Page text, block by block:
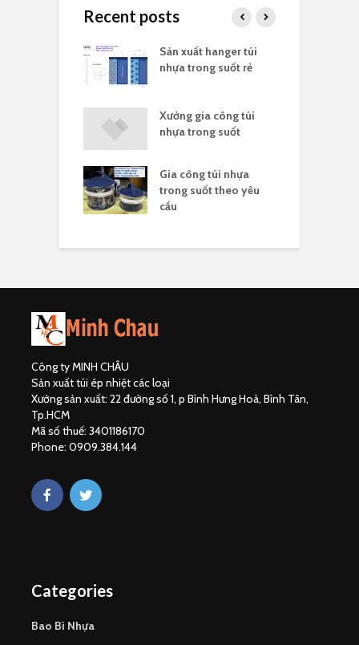
Recent posts
Sản xuất hanger túi
nhựa trong suốt rẻ
Xưởng gia công túi
nhựa trong suốt
Gia công túi nhựa
trong suốt theo yêu
cầu
Công ty MINH CHÂU
Sản xuất túi ép nhiệt các loại
Xưởng sản xuất: 22 đường số 1, p Bình Hưng Hoà, Bình Tân,
Tp.HCM
Mã số thuế: 3401186170
Phone: 0909.384.144
Categories
Bao Bì Nhựa